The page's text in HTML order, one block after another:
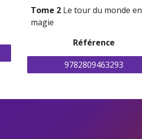
Tome 2 Le tour du monde en
magie
Référence
9782809463293